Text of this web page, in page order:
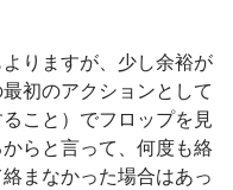
りますが、少し余裕が
初のアクションとして
こと）でフロップを見
らと言って、何度も絡
まなかった場合はあっ